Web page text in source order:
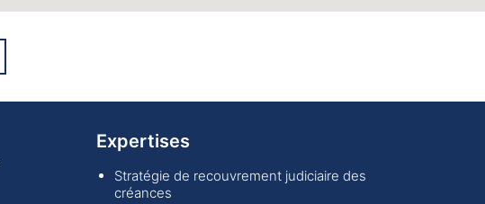
Expertises
Stratégie de recouvrement judiciaire des
créances